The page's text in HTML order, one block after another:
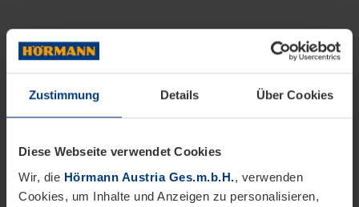
Zustimmung Details Über Cookies
Diese Webseite verwendet Cookies
Wir, die Hörmann Austria Ges.m.b.H., verwenden
Cookies, um Inhalte und Anzeigen zu personalisieren,